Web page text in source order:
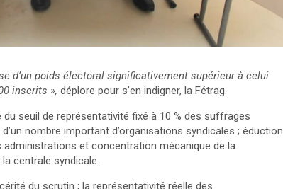
d’un poids électoral significativement supérieur à celui
inscrits », déplore pour s’en indigner, la Fétrag.
seuil de représentativité fixé à 10 % des suffrages
nombre important d’organisations syndicales ; éduction
administrations et concentration mécanique de la
centrale syndicale.
du scrutin ; la représentativité réelle des